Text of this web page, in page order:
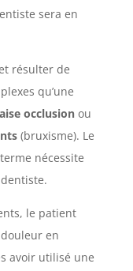
sera en
résulter de
qu’une
occlusionou
(bruxisme). Le
nécessite
le patient
en
avoir utilisé une